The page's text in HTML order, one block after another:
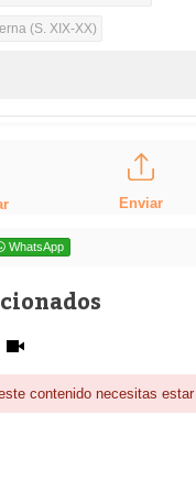
(S. XIX-XX)
Enviar
WhatsApp
contenido necesitas